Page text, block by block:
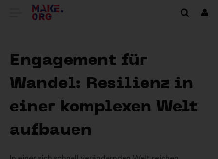
ZUR
STARTSEITE
GEHEN
Engagement für
Wandel: Resilienz in
einer komplexen Welt
aufbauen